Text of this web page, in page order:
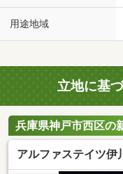
用途地域
立地に基
兵庫県神戸市西区の
アルファステイツ